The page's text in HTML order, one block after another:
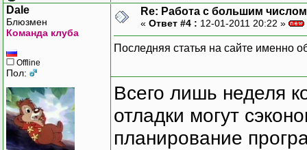
Dale
Блюзмен
Команда клуба
Offline
Пол:
Re: Работа с большим
« Ответ #4 : 12-01-2011 20:22 »
Последняя статья на сайте именно
Всего лишь неделя
отладки могут
планирование